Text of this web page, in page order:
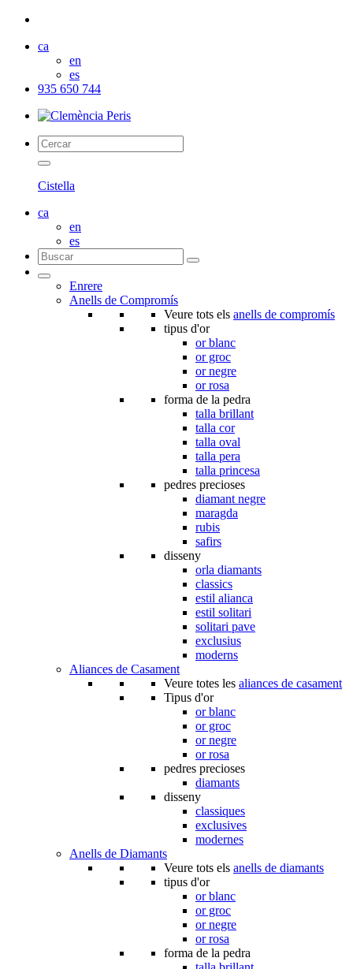
ca
en
es
935 650 744
Cistella
ca
en
es
Enrere
Anells de Compromís
Veure tots els anells de compromís
tipus d'or
or blanc
or groc
or negre
or rosa
forma de la pedra
talla brillant
talla cor
talla oval
talla pera
talla princesa
pedres precioses
diamant negre
maragda
rubis
safirs
disseny
orla diamants
classics
estil alianca
estil solitari
solitari pave
exclusius
moderns
Aliances de Casament
Veure totes les aliances de casament
Tipus d'or
or blanc
or groc
or negre
or rosa
pedres precioses
diamants
disseny
classiques
exclusives
modernes
Anells de Diamants
Veure tots els anells de diamants
tipus d'or
or blanc
or groc
or negre
or rosa
forma de la pedra